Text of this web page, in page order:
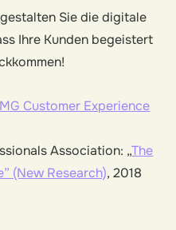
Sie die digitale
Ihre Kunden begeistert
Customer Experience
Association: „The
(New Research), 2018